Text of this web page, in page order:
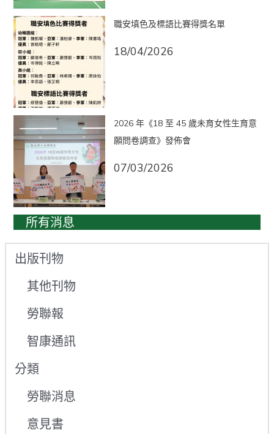
職安填色及標語比賽得獎名單
18/04/2026
2026 年《18 至 45 歲未育女性生育意
願問卷調查》發佈會
07/03/2026
所有消息
出版刊物
其他刊物
勞聯報
智康通訊
分類
勞聯消息
意見書